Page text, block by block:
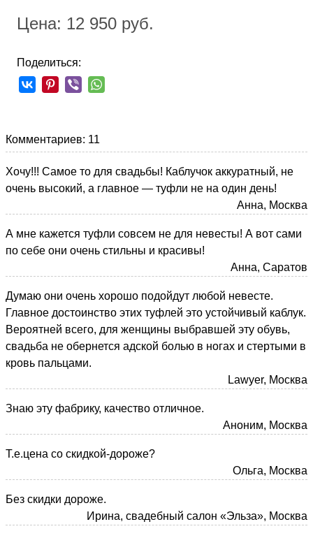
Цена: 12 950 руб.
Поделиться:
Комментариев: 11
Хочу!!! Самое то для свадьбы! Каблучок аккуратный, не
очень высокий, а главное — туфли не на один день!
Анна, Москва
А мне кажется туфли совсем не для невесты! А вот сами
по себе они очень стильны и красивы!
Анна, Саратов
Думаю они очень хорошо подойдут любой невесте.
Главное достоинство этих туфлей это устойчивый каблук.
Вероятней всего, для женщины выбравшей эту обувь,
свадьба не обернется адской болью в ногах и стертыми в
кровь пальцами.
Lawyer, Москва
Знаю эту фабрику, качество отличное.
Аноним, Москва
Т.е.цена со скидкой-дороже?
Ольга, Москва
Без скидки дороже.
Ирина, свадебный салон «Эльза», Москва